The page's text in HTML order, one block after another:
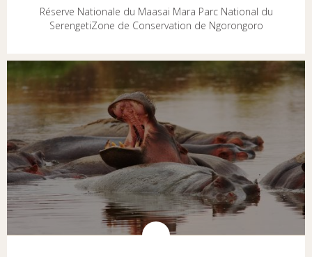
Réserve Nationale du Maasai Mara Parc National du
SerengetiZone de Conservation de Ngorongoro